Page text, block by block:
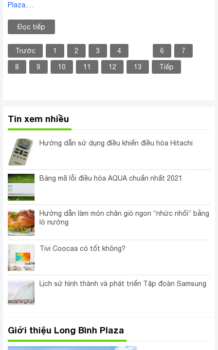
Plaza
Đọc tiếp
Trước 1 2 3 4 6 7
8 9 10 11 12 13 Tiếp
Tin xem nhiều
Hướng dẫn sử dụng điều khiển điều hòa Hitachi
Bảng mã lỗi điều hòa AQUA chuẩn nhất 2021
Hướng dẫn làm món chân giò ngon “nhức nhối” bằng
lò nướng
Tivi Coocaa có tốt không?
Lịch sử hình thành và phát triển Tập đoàn Samsung
Giới thiệu Long Bình Plaza